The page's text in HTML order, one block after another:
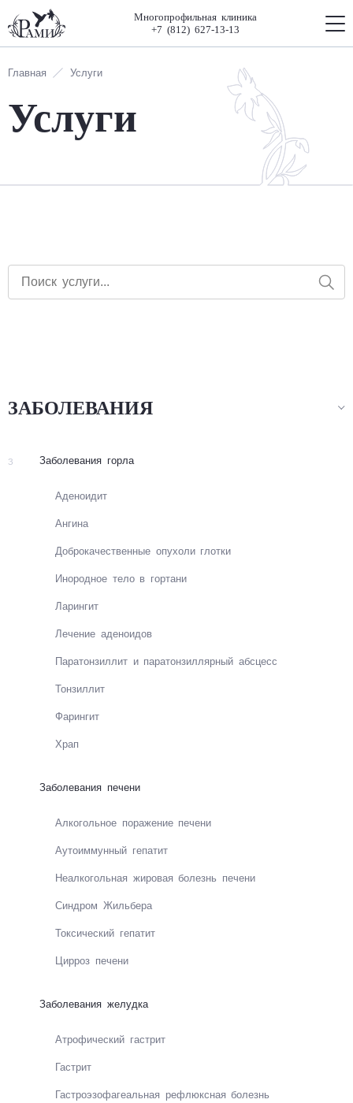
Многопрофильная клиника
+7 (812) 627-13-13
Главная Услуги
Услуги
ЗАБОЛЕВАНИЯ
З Заболевания горла
Аде­нои­дит
Ан­ги­на
До­бро­ка­чес­твен­ные опу­хо­ли гло­тки
Ино­род­ное те­ло в гор­та­ни
Ларингит
Ле­че­ние аде­нои­дов
Па­ра­тон­зил­лит и па­ра­тон­зил­ляр­ный абс­цесс
Тон­зил­лит
Фа­рин­гит
Храп
Заболевания печени
Ал­ко­голь­ное по­ра­же­ние пе­че­ни
Ауто­иммун­ный ге­па­тит
Неал­ко­голь­ная жи­ро­вая бо­лезнь пе­че­ни
Синд­ром Жиль­бе­ра
Ток­си­чес­кий ге­па­тит
Цир­роз пе­че­ни
Заболевания желудка
Ат­ро­фи­чес­кий гаст­рит
Гастрит
Гастро­эзо­фа­геаль­ная реф­люкс­ная бо­лезнь